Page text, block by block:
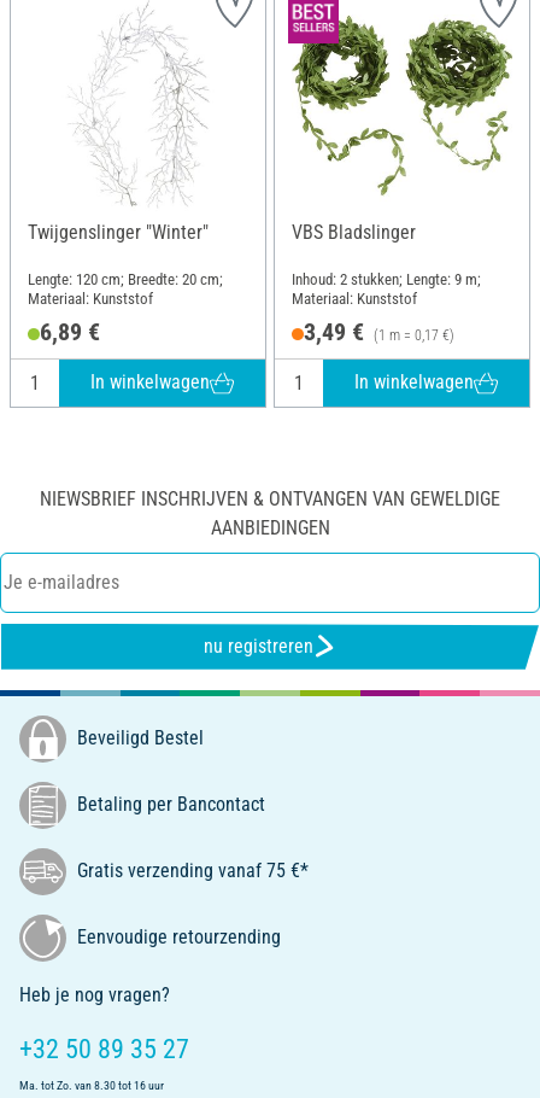
Twijgenslinger "Winter"
Lengte: 120 cm; Breedte: 20 cm;
Materiaal: Kunststof
6,89 €
In winkelwagen
VBS Bladslinger
Inhoud: 2 stukken; Lengte: 9 m;
Materiaal: Kunststof
3,49 € (1 m = 0,17 €)
In winkelwagen
NIEWSBRIEF INSCHRIJVEN & ONTVANGEN VAN GEWELDIGE
AANBIEDINGEN
nu registreren
Beveiligd Bestel
Betaling per Bancontact
Gratis verzending vanaf 75 €*
Eenvoudige retourzending
Heb je nog vragen?
+32 50 89 35 27
Ma. tot Zo. van 8.30 tot 16 uur